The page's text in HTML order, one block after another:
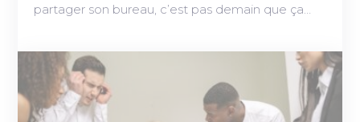
partager son bureau, c’est pas demain que ça…